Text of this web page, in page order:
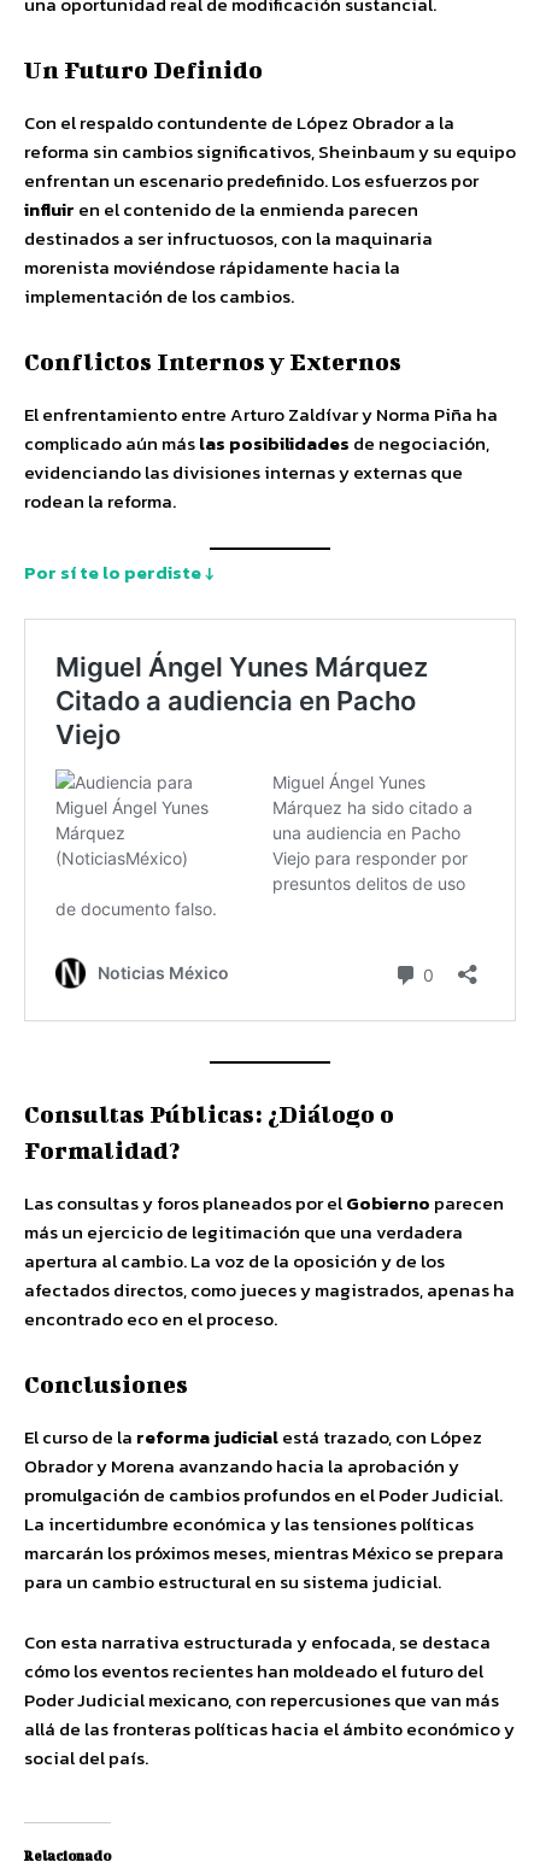
Un Futuro Definido
Con el respaldo contundente de López Obrador a la
reforma sin cambios significativos, Sheinbaum y su equipo
enfrentan un escenario predefinido. Los esfuerzos por
influir en el contenido de la enmienda parecen
destinados a ser infructuosos, con la maquinaria
morenista moviéndose rápidamente hacia la
implementación de los cambios.
Conflictos Internos y Externos
El enfrentamiento entre Arturo Zaldívar y Norma Piña ha
complicado aún máslas posibilidades de negociación,
evidenciando las divisiones internas y externas que
rodean la reforma.
Por sí te lo perdiste ↓
Consultas Públicas: ¿Diálogo o
Formalidad?
Las consultas y foros planeados por elGobierno parecen
más un ejercicio de legitimación que una verdadera
apertura al cambio. La voz de la oposición y de los
afectados directos, como jueces y magistrados, apenas ha
encontrado eco en el proceso.
Conclusiones
El curso de la reforma judicialestá trazado, con López
Obrador y Morena avanzando hacia la aprobación y
promulgación de cambios profundos en el Poder Judicial.
La incertidumbre económica y las tensiones políticas
marcarán los próximos meses, mientras México se prepara
para un cambio estructural en su sistema judicial.
Con esta narrativa estructurada y enfocada, se destaca
cómo los eventos recientes han moldeado el futuro del
Poder Judicial mexicano, con repercusiones que van más
allá de las fronteras políticas hacia el ámbito económico y
social del país.
Relacionado